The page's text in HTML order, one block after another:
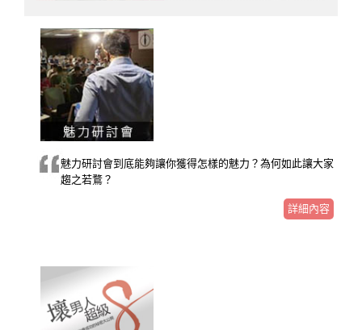
魅力研討會到底能夠讓你獲得怎樣的魅力？為何如此讓大家
趨之若鶩？
詳細內容